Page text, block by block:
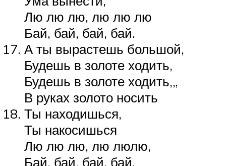
Лю лю лю, лю лю лю
Бай, бай, бай, бай.
А ты вырастешь большой,
Будешь в золоте ходить,
Будешь в золоте ходить,„
В руках золото носить
Ты находишься,
Ты накосишься
Лю лю лю, лю люлю,
Бай, бай, бай, бай.